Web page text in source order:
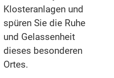
Klosteranlagen und
spüren Sie die Ruhe
und Gelassenheit
dieses besonderen
Ortes.